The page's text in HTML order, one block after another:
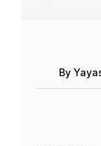
By